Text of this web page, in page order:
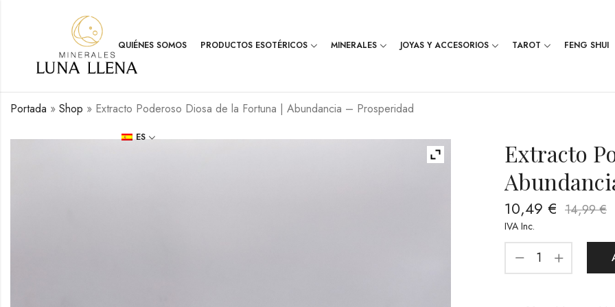
QUIÉNES SOMOS PRODUCTOS ESOTÉRICOS MINERALES JOYAS Y ACCESORIOS TAROT FENG SHUI
ES
Portada » Shop » Extracto Poderoso Diosa de la Fortuna | Abundancia – Prosperidad
Extracto
10,49 € 14,99€
IVA Inc.